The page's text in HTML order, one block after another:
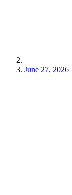
June 27, 2026